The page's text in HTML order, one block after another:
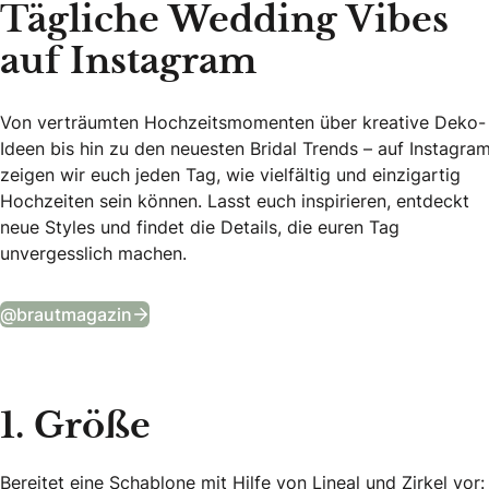
Tägliche Wedding Vibes
auf Instagram
Von verträumten Hochzeitsmomenten über kreative Deko-
Ideen bis hin zu den neuesten Bridal Trends – auf
zeigen wir euch jeden Tag, wie vielfältig und einzigartig
Hochzeiten sein können. Lasst euch inspirieren, entdeckt
neue Styles und findet die Details, die euren Tag
unvergesslich machen.
@brautmagazin
1. Größe
Bereitet eine Schablone mit Hilfe von Lineal und Zirkel